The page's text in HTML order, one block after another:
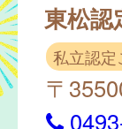
東松認
私立認定
〒